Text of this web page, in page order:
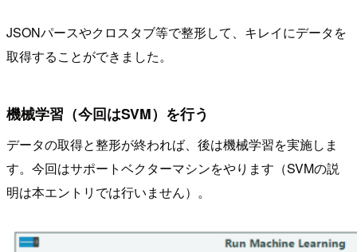
JSONパースやクロスタブ等で整形して、キレイにデータを
取得することができました。
機械学習（今回はSVM）を行う
データの取得と整形が終われば、後は機械学習を実施しま
す。今回はサポートベクターマシンをやります（SVMの説
明は本エントリでは行いません）。